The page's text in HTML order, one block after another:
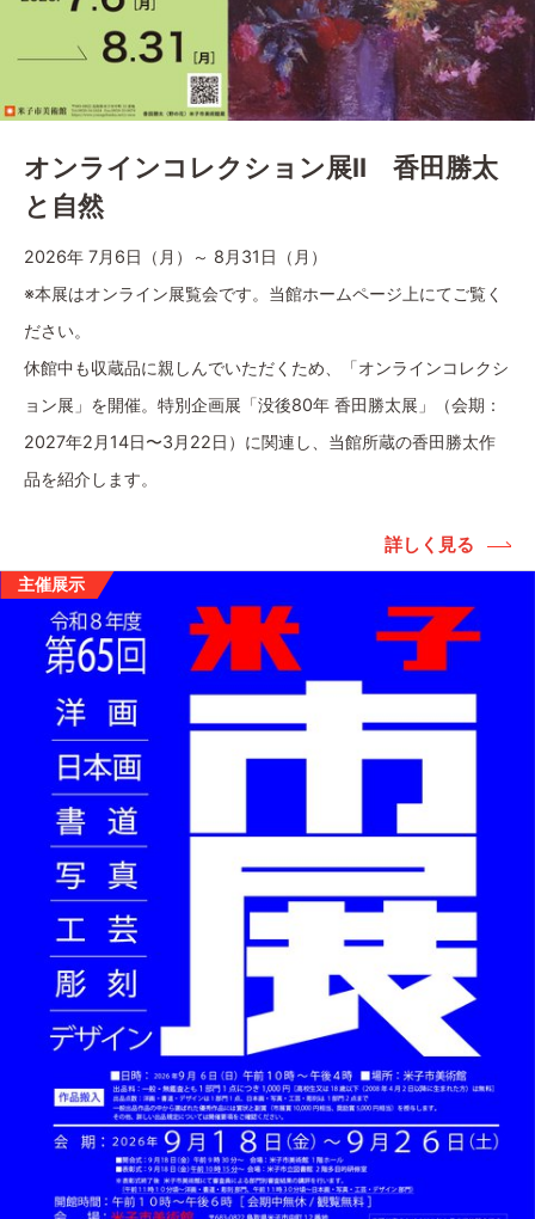
オンラインコレクション展Ⅱ 香田勝太
と自然
2026年 7月6日（月）～ 8月31日（月）
※本展はオンライン展覧会です。当館ホームページ上にてご覧く
ださい。
休館中も収蔵品に親しんでいただくため、「オンラインコレクシ
ョン展」を開催。特別企画展「没後80年 香田勝太展」（会期：
2027年2月14日〜3月22日）に関連し、当館所蔵の香田勝太作
品を紹介します。
詳しく見る
主催展示